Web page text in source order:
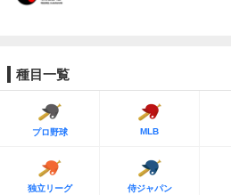
種目一覧
プロ野球 MLB
独立リーグ 侍ジャパン